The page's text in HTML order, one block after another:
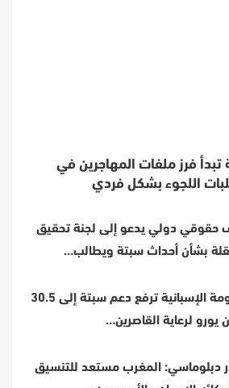
تبدأ فرز ملفات المهاجرين في
اللجوء بشكل فردي
حقوقي دولي يدعو إلى لجنة تحقيق
بشأن أحداث سبتة ويطالب…
الحكومة الإسبانية ترفع دعم سبتة إلى 30.5
يورو لرعاية القاصرين…
دبلوماسي: المغرب مستعد للتنسيق